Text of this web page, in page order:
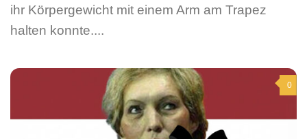
ihr Körpergewicht mit einem Arm am Trapez
halten konnte....
0